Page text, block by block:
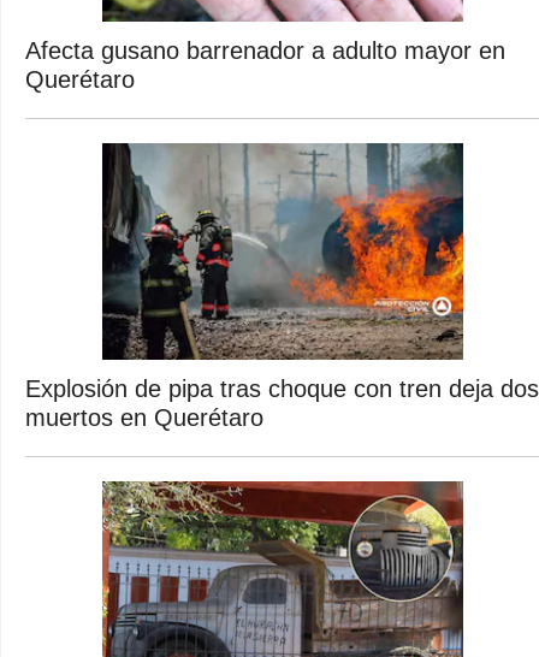
Afecta gusano barrenador a adulto mayor en
Querétaro
Explosión de pipa tras choque con tren deja dos
muertos en Querétaro